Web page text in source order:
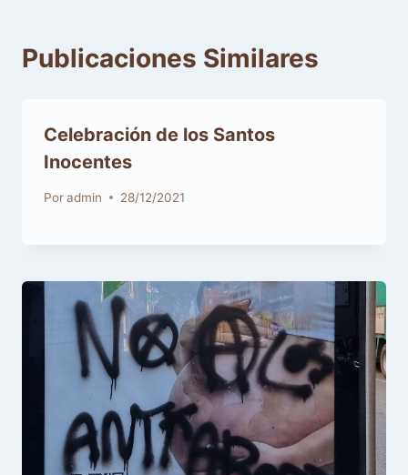
Publicaciones Similares
Celebración de los Santos
Inocentes
Poradmin 28/12/2021